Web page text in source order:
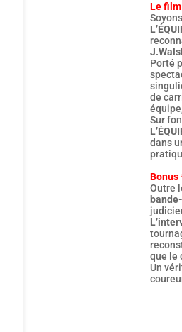
Le
Porté
de
Sur
dans
Bonus
Outre
que le
Un